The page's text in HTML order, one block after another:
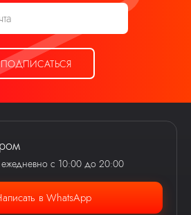
ПОДПИСАТЬСЯ
ежедневно с 10:00 до 20:00
в WhatsApp